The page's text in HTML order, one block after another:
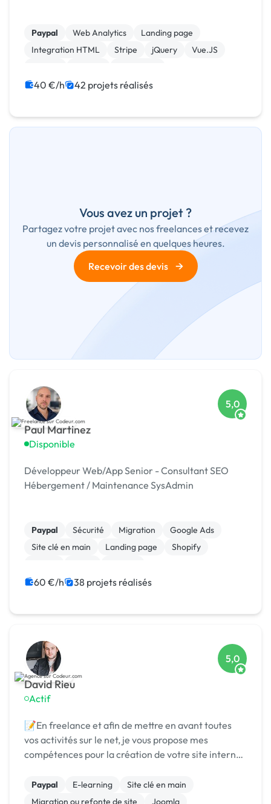
Paypal Web Analytics
Landing page
Integration HTML
Stripe jQuery
Vue.JS
40 €/h 42 projets réalisés
Vous avez un projet ?
Partagez votre projet avec nos freelances et recevez
un devis personnalisé en quelques heures.
Recevoir des devis
→
Paul Martinez
Disponible
5,0
Développeur Web/App Senior - Consultant SEO
Hébergement / Maintenance SysAdmin
Paypal Sécurité Migration
Google Ads
Site clé en main
Landing page
Shopify
60 €/h 38 projets réalisés
David Rieu
Actif
5,0
📝En freelance et afin de mettre en avant toutes
vos activités sur le net, je vous propose mes
compétences pour la création de votre site internet
commerçant, créateur d’entreprise, profession
libérale,...
Paypal E-learning
Site clé en main
Migration ou refonte de site
Joomla